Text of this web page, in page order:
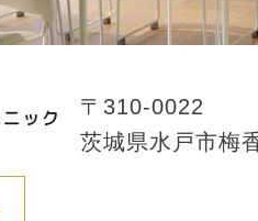
〒310-0022
茨城県水戸市梅